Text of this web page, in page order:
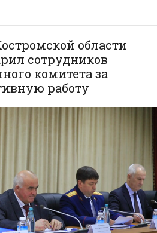
области
сотрудников
комитета за
работу